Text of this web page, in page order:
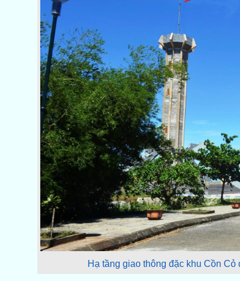
Hạ tầng giao thông đặc khu Cồn